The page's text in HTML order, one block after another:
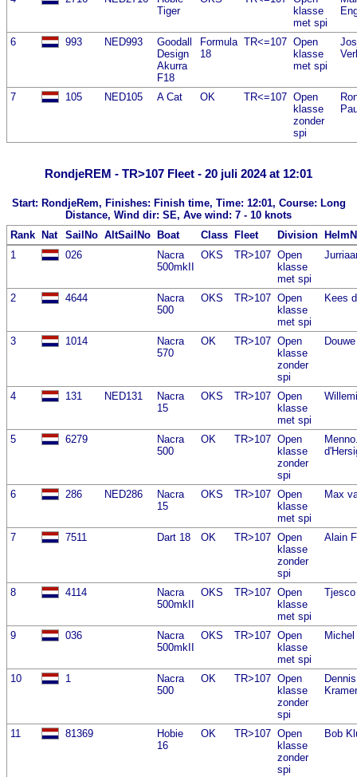
Tiger
klasse
met spi
6 993 NED993
Goodall
Design
Akurra
F18
Formula
18
TR<=107 Open
klasse
met spi
7 105 NED105 A Cat OK TR<=107 Open
klasse
zonder
spi
RondjeREM - TR>107 Fleet - 20 juli 2024 at 12:01
Start: RondjeRem, Finishes: Finish time, Time: 12:01, Course: Long
Distance, Wind dir: SE, Ave wind: 7 - 10 knots
Rank
Nat SailNo AltSailNo Boat Class Fleet Division
1
026
Nacra
500mkII
OKS TR>107 Open
klasse
met spi
2 4644
Nacra
500
OKS TR>107 Open
klasse
met spi
Kees
3 1014
Nacra
570
OK TR>107 Open
klasse
zonder
spi
4 131 NED131
Nacra
15
OKS TR>107 Open
klasse
met spi
5 6279
Nacra
500
OK TR>107 Open
klasse
zonder
spi
6 286 NED286
Nacra
15
OKS TR>107 Open
klasse
met spi
Max
7 7511 Dart 18 OK TR>107 Open
klasse
zonder
spi
Alain
8 4114
Nacra
500mkII
OKS TR>107 Open
klasse
met spi
9 036
Nacra
500mkII
OKS TR>107 Open
klasse
met spi
10 1
Nacra
500
OK TR>107 Open
klasse
zonder
spi
Kramer
11 81369
Hobie
16
OK TR>107 Open
klasse
zonder
spi
Bob